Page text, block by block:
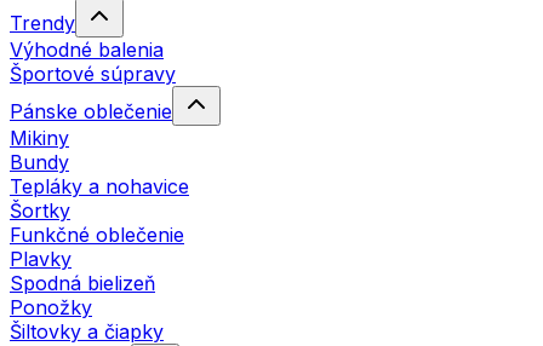
Trendy
Výhodné balenia
Športové súpravy
Pánske oblečenie
Mikiny
Bundy
Tepláky a nohavice
Šortky
Funkčné oblečenie
Plavky
Spodná bielizeň
Ponožky
Šiltovky a čiapky